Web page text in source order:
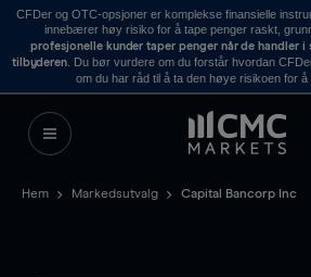
CFDer og OTC-opsjoner er komplekse finansielle
innebærer høy risiko for å tape penger raskt,
profesjonelle kunder taper penger når de handler i
tilbyderen . Du bør vurdere om du forstår hvordan
om du har råd til å ta den høye risikoen for å
Hem Markedsutvalg Capital Bancorp Inc